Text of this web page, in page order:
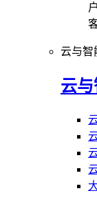
云与智
云